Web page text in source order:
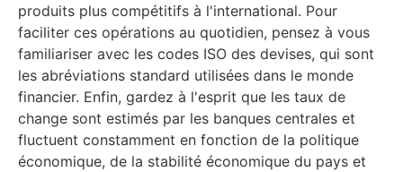
produits plus compétitifs à l'international. Pour
faciliter ces opérations au quotidien, pensez à vous
familiariser avec les codes ISO des devises, qui sont
les abréviations standard utilisées dans le monde
financier. Enfin, gardez à l'esprit que les taux de
change sont estimés par les banques centrales et
fluctuent constamment en fonction de la politique
économique, de la stabilité économique du pays et